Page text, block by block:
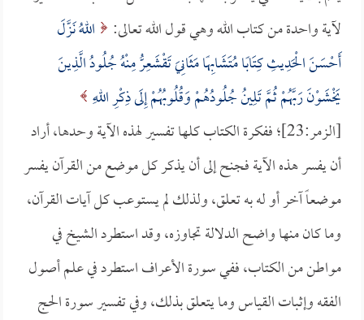
لآية واحدة من كتاب الله وهي قول الله تعالى:
اللهُ نَزَّلَ
أَحْسَنَ الْحَدِيثِ كِتَابًا مُتَشَابِهًا مَثَانِيَ تَقْشَعِرُّ مِنْهُ جُلُودُ الَّذِينَ
يَخْشَوْنَ رَبَّهُمْ ثُمَّ تَلِينُ جُلُودُهُمْ وَقُلُوبُهُمْ إِلَى ذِكْرِ اللهِ
[الزمر:23]؛ ففكرة الكتاب كلها تفسير لهذه الآية وحدها، أراد
أن يفسر هذه الآية فجنح إلى أن يذكر كل موضع من القرآن يفسر
موضعاً آخر أو له به تعلق، ولذلك لم يستوعب كل آيات القرآن،
وما كان منها واضح الدلالة تجاوزه، وقد استطرد الشيخ في
مواطن من الكتاب، ففي سورة الأعراف استطرد في علم أصول
الفقه وإثبات القياس وما يتعلق بذلك، وفي تفسير سورة الحج